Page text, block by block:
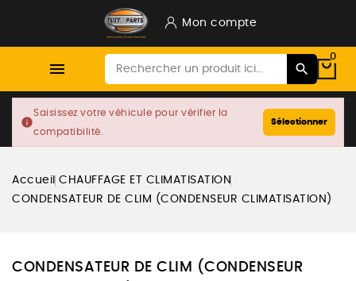
Mon compte

0
info
Saisissez votre véhicule pour vérifier la
compatibilité.
Sélectionner
Accueil CHAUFFAGE ET CLIMATISATION
CONDENSATEUR DE CLIM (CONDENSEUR CLIMATISATION)
CONDENSATEUR DE CLIM (CONDENSEUR